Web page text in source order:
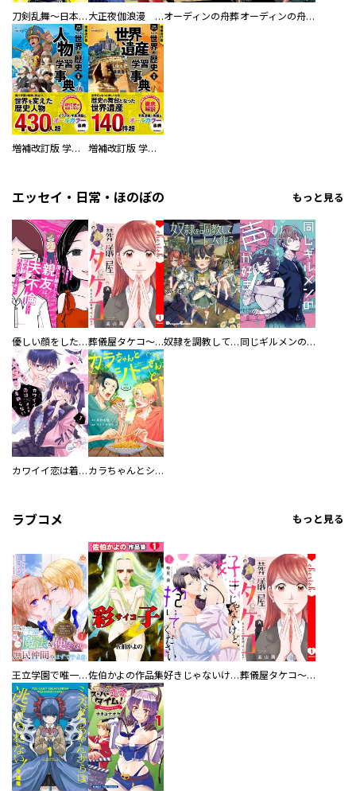
刀剣乱舞～日本号つれづれ酒～ 大正夜伽浪漫 －金曜日の花嫁—オーディンの舟葬 オーディンの舟葬 分冊版
増補改訂版 学研まんが NEW世界の歴史 別巻 人物学習事典 増補改訂版 学研まんが NEW世界の歴史 別巻 世界遺産学習事典
エッセイ・日常・ほのぼの もっと見る
優しい顔をした親友は、夫と不倫して私の家に入り込んできた。 葬儀屋タケコ～あなたの最期、叶えます【電子単行本版】 奴隷を調教してハーレム作る 同じギルメンの声が好き
カワイイ恋は着飾らない カラちゃんとシトーさんと、 【分冊版】
ラブコメ もっと見る
王立学園で唯一魔法が使えない庶民仲間のはずですよね～実は王子様で私を溺愛しているなんて告白はやめてください～佐伯かよの作品集 好きじゃないけど、抱いてください【電子単行本版／特典おまけ付き】 葬儀屋タケコ～あなたの最期、叶えます【電子単行本版】